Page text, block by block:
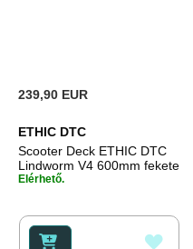
239,90 EUR
ETHIC DTC
Scooter Deck ETHIC DTC
Lindworm V4 600mm fekete
Elérhető.